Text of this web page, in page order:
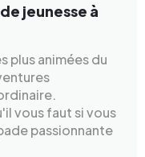
jeunesse à
plus animées du
vous faut si vous
passionnante